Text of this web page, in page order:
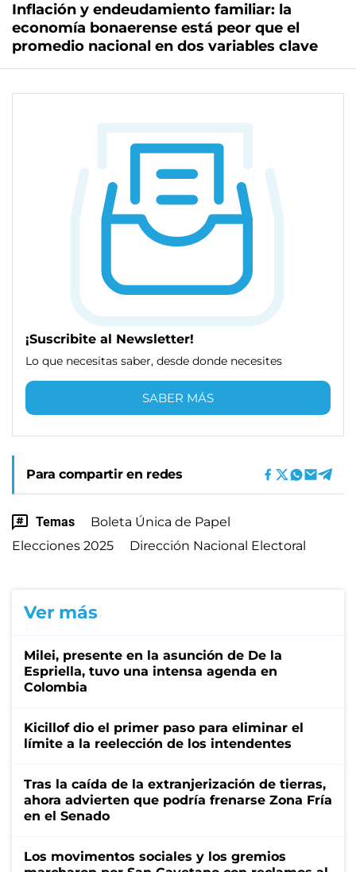
Inflación y endeudamiento familiar: la
economía bonaerense está peor que el
promedio nacional en dos variables clave
¡Suscribite al Newsletter!
Lo que necesitas saber, desde donde necesites
SABER MÁS
Para compartir en redes
Temas
Boleta Única de Papel
Elecciones 2025
Dirección Nacional Electoral
Ver más
Milei, presente en la asunción de De la
Espriella, tuvo una intensa agenda en
Colombia
Kicillof dio el primer paso para eliminar el
límite a la reelección de los intendentes
Tras la caída de la extranjerización de tierras,
ahora advierten que podría frenarse Zona Fría
en el Senado
Los movimentos sociales y los gremios